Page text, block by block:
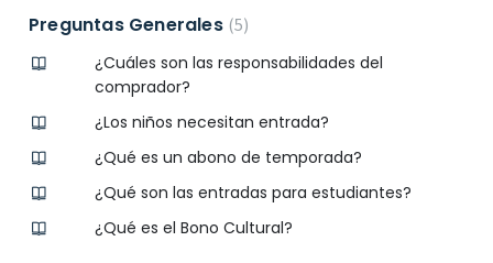
Preguntas Generales 5
¿Cuáles son las responsabilidades del
comprador?
¿Los niños necesitan entrada?
¿Qué es un abono de temporada?
¿Qué son las entradas para estudiantes?
¿Qué es el Bono Cultural?